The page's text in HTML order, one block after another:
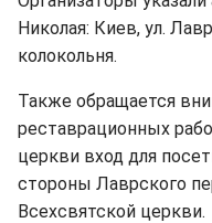
Николая: Киев, ул.
колокольня.
Также обращается
реставрационных
церкви вход для
стороны Лаврского
Всехсвятской церкви.